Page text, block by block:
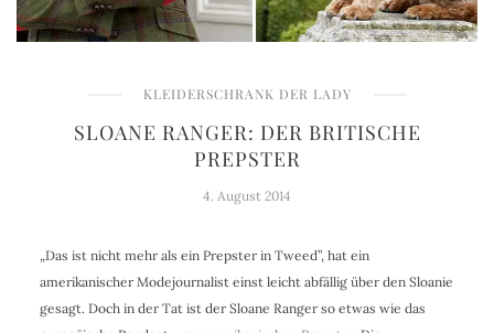
KLEIDERSCHRANK DER LADY
SLOANE RANGER: DER BRITISCHE
PREPSTER
4. August 2014
„Das ist nicht mehr als ein Prepster in Tweed”, hat ein
amerikanischer Modejournalist einst leicht abfällig über den Sloanie
gesagt. Doch in der Tat ist der Sloane Ranger so etwas wie das